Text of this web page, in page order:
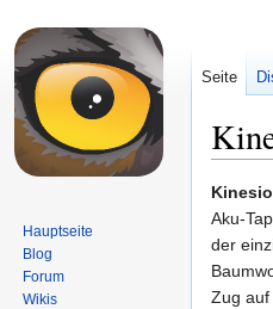
Zur
Zur
Suche
Aku-
der
Zug auf
Seite
Hauptseite
Blog
Forum
Wikis